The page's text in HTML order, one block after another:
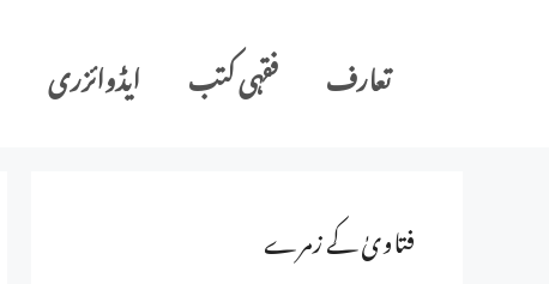
تعارف فقہی کتب ایڈوائزری
فتاویٰ کے زمرے